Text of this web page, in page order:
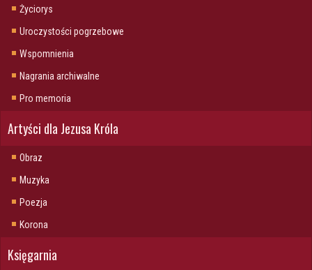
Życiorys
Uroczystości pogrzebowe
Wspomnienia
Nagrania archiwalne
Pro memoria
Artyści dla Jezusa Króla
Obraz
Muzyka
Poezja
Korona
Księgarnia